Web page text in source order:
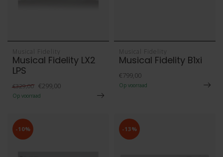
Musical Fidelity
Musical Fidelity LX2
LPS
€329,00 €299,00
Op voorraad
Musical Fidelity
Musical Fidelity B1xi
€799,00
Op voorraad
-10% -13%